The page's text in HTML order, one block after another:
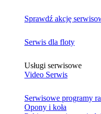
Sprawdź akcję
Serwis dla floty
Usługi serwisowe
Video Serwis
Serwisowe programy
Opony i koła